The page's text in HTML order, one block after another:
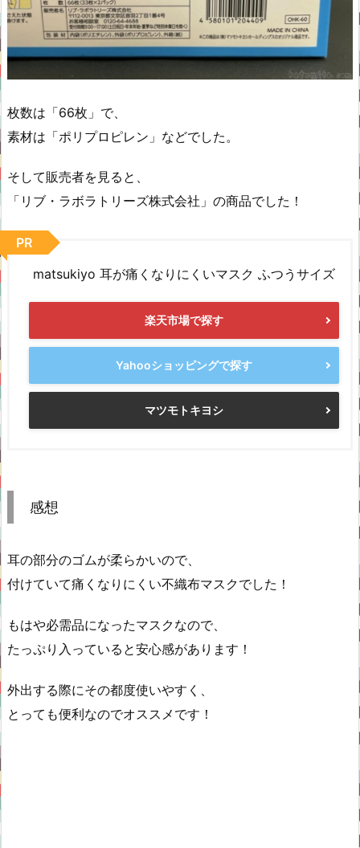
枚数は「66枚」で、
素材は「ポリプロピレン」などでした。
そして販売者を見ると、
「リブ・ラボラトリーズ株式会社」の商品でした！
matsukiyo 耳が痛くなりにくいマスク ふつうサイズ
楽天市場で探す
Yahooショッピングで探す
マツモトキヨシ
PR
感想
耳の部分のゴムが柔らかいので、
付けていて痛くなりにくい不織布マスクでした！
もはや必需品になったマスクなので、
たっぷり入っていると安心感があります！
外出する際にその都度使いやすく、
とっても便利なのでオススメです！